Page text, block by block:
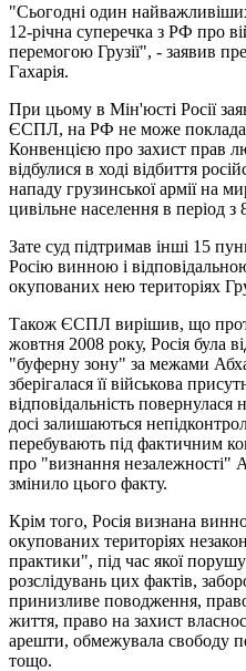
"Сьогодні один найважливіших
12-річна суперечка з РФ про
перемогою Грузії", - заявив
Гахарія.
При цьому в Мін'юсті Росії
ЄСПЛ, на РФ не може
Конвенцією про захист прав
відбулися в ході відбиття
нападу грузинської армії на
цивільне населення в період
Зате суд підтримав інші 15
Росію винною і
окупованих нею територіях
Також ЄСПЛ вирішив, що
жовтня 2008 року, Росія була
"буферну зону" за межами
зберігалася її військова
відповідальність повернулася
досі залишаються
перебувають під фактичним
про "визнання незалежності"
змінило цього факту.
Крім того, Росія визнана
окупованих територіях
практики", під час якої
розслідувань цих фактів,
принизливе поводження,
життя, право на захист
арешти, обмежувала свободу
тощо.